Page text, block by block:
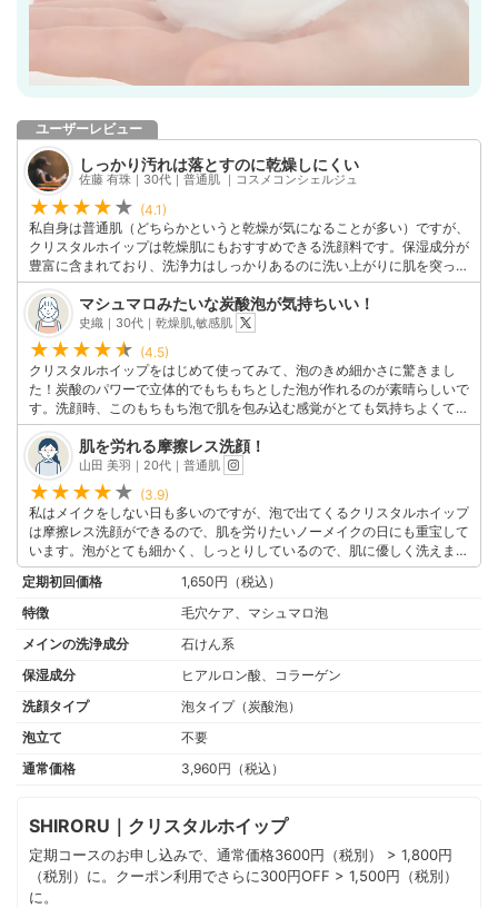
ユーザーレビュー
しっかり汚れは落とすのに乾燥しにくい
佐藤 有珠｜30代｜普通肌 ｜コスメコンシェルジュ
(4.1)
私自身は普通肌（どちらかというと乾燥が気になることが多い）ですが、
クリスタルホイップは乾燥肌にもおすすめできる洗顔料です。保湿成分が
豊富に含まれており、洗浄力はしっかりあるのに洗い上がりに肌を突っ張
らせません。洗顔後はしっとりもちもちの肌に仕上がり、肌のカサつき感
がなくなったように感じます。炭酸泡が出てくるボトルタイプで泡立てる
手間もいらないため、朝のスキンケアがかなり楽になりました。マシュマ
ロのようなしゅわっとふんわり泡が肌に優しく密着するのが気に入ってい
ます◎
このユーザーの他の口コミを見る
マシュマロみたいな炭酸泡が気持ちいい！
史織｜30代｜乾燥肌,敏感肌
(4.5)
クリスタルホイップをはじめて使ってみて、泡のきめ細かさに驚きまし
た！炭酸のパワーで立体的でもちもちとした泡が作れるのが素晴らしいで
す。洗顔時、このもちもち泡で肌を包み込む感覚がとても気持ちよくて満
足しています。肌にやさしく洗うことができ、洗い上がりもつっぱり感が
なくしっとりとした肌に仕上がります！汚れもしっかり取れたように感
じ、肌が明るくなったような印象も♪泡立てる手間もいらないので、忙し
い朝にもぴったりです。
このユーザーの他の口コミを見る
肌を労れる摩擦レス洗顔！
山田 美羽｜20代｜普通肌
(3.9)
私はメイクをしない日も多いのですが、泡で出てくるクリスタルホイップ
は摩擦レス洗顔ができるので、肌を労りたいノーメイクの日にも重宝して
います。泡がとても細かく、しっとりしているので、肌に優しく洗えま
す。特に泡立てる手間がいらないのが大変便利で、プシューとワンプッシ
ュで簡単にきめ細かな泡を作ることができます。洗顔後、肌はしっとりも
ちもちで、つっぱり感がありません。肌がくすんでいた部分も明るくなっ
です。
定期初回価格
1,650円（税込）
特徴
毛穴ケア、マシュマロ泡
メインの洗浄成分
石けん系
保湿成分
ヒアルロン酸、コラーゲン
洗顔タイプ
泡タイプ（炭酸泡）
泡立て
不要
通常価格
3,960円（税込）
SHIRORU｜クリスタルホイップ
定期コースのお申し込みで、通常価格3600円（税別） > 1,800円
（税別）に。クーポン利用でさらに300円OFF > 1,500円（税別）
に。